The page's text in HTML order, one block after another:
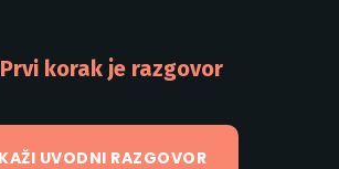
Prvi korak je razgovor
UVODNI RAZGOVOR